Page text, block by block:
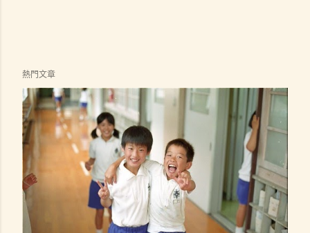
熱門文章